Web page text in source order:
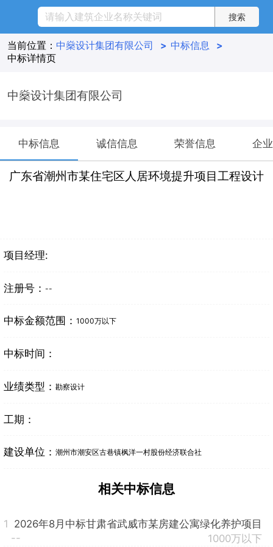
当前位置： 中燊设计集团有限公司 > 中标信息
>
中标详情页
中燊设计集团有限公司
中标信息 诚信信息 荣誉信息 企
广东省潮州市某住宅区人居环境提升项目工程设计
项目经理:
注册号： --
中标金额范围： 1000万以下
中标时间：
业绩类型： 勘察设计
工期：
建设单位： 潮州市潮安区古巷镇枫洋一村股份经济联合社
相关中标信息
1 2026年8月中标甘肃省武威市某房建公寓绿化养护项目
--
1000万以下